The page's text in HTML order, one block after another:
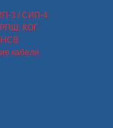
3 / СИП-4
РПШ, КОГ
кабели